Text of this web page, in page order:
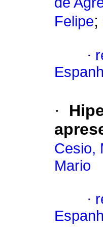
Felipe;
·
·
Cesio,
Mario
·